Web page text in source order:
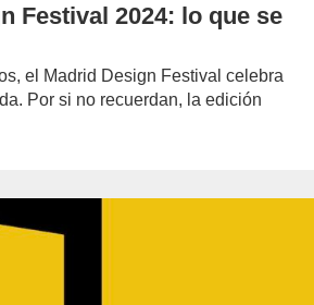
Festival 2024: lo que se
el Madrid Design Festival celebra
Por si no recuerdan, la edición